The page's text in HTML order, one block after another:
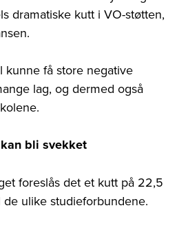
dramatiske kutt i VO-støtten,
kunne få store negative
lag, og dermed også
bli svekket
foreslås det et kutt på 22,5
ulike studieforbundene.